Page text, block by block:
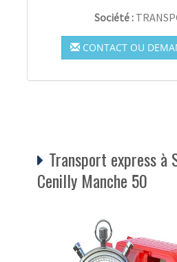
Société :
CONTACT OU
Transport express à
Cenilly Manche 50